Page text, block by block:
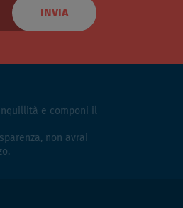
INVIA
e componi il
non avrai